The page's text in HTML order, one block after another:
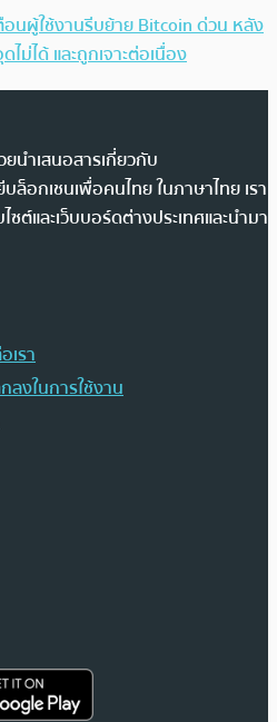
อนผู้ใช้งานรีบย้าย Bitcoin ด่วน หลัง
ไม่ได้ และถูกเจาะต่อเนื่อง
นำเสนอสารเกี่ยวกับ
ล็อกเชนเพื่อคนไทย ในภาษาไทย เรา
ต์และเว็บบอร์ดต่างประเทศและนำมา
เรา
ลงในการใช้งาน